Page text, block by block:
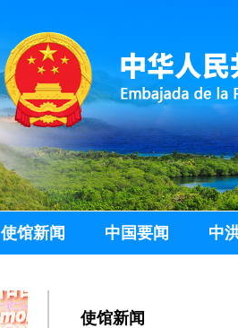
使馆新闻 中国要闻 中
使馆新闻